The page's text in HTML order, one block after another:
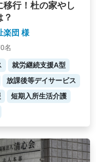
行！杜の家やし
楽団 様
名
就労継続支援A型
放課後等デイサービス
短期入所生活介護